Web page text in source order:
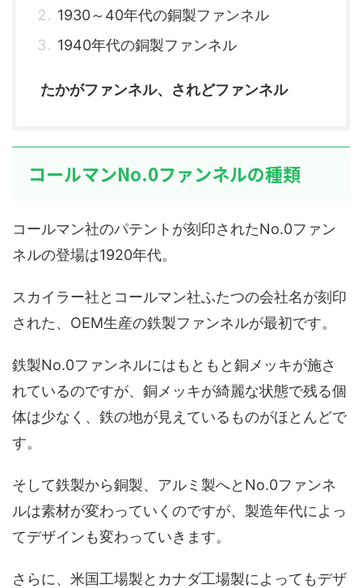
1930～40年代の銅製ファンネル
1940年代の銅製ファンネル
たかがファンネル、されどファンネル
コールマンNo.0ファンネルの種類
コールマン社のパテントが刻印されたNo.0ファン
ネルの登場は1920年代。
スカイラー社とコールマン社ふたつの会社名が刻印
された、OEM生産の鉄製ファンネルが最初です。
鉄製No.0ファンネルにはもともと銅メッキが施さ
れているのですが、銅メッキが綺麗な状態で残る個
体は少なく、鉄の地が見えているものがほとんどで
す。
そして鉄製から銅製、アルミ製へとNo.0ファンネ
ルは素材が変わっていくのですが、製造年代によっ
てデザインも変わっていきます。
さらに、米国工場製とカナダ工場製によってもデザ